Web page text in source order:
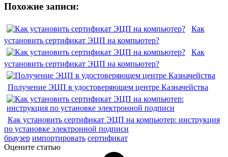
Похожие записи:
Как
установить сертификат ЭЦП на компьютер?
Как
установить сертификат ЭЦП на компьютер?
Получение ЭЦП в удостоверяющем центре Казначейства
Как установить сертификат ЭЦП на компьютер: инструкция
по установке электронной подписи
браузер импортировать сертификат
Оцените статью